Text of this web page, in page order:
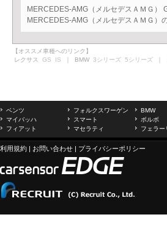
MERCEDES-AMG（メルセデスＡＭＧ）
MERCEDES-AMG（メルセデスＡＭＧ）
【オススメ車種へのリンク】
レクサス GS IS ｜ BMW 3シリーズ 5シリーズ ｜
ベンツ フォルクスワーゲン BMW
マイバッハ
スマート ボルボ
フィアット
マセラティ フェラー
利用規約 | お問い合わせ | プライバシーポリシー